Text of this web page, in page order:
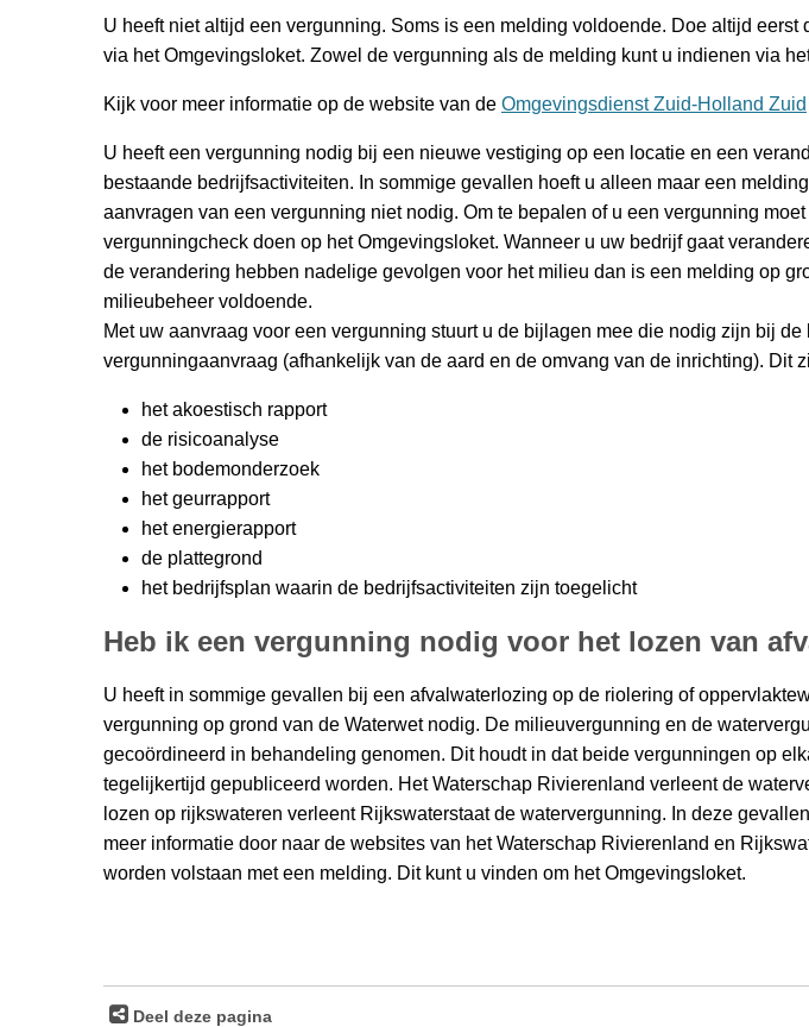
U heeft niet altijd een vergunning. Soms is een melding voldoende. Doe altijd eerst
via het Omgevingsloket. Zowel de vergunning als de melding kunt u indienen via
Kijk voor meer informatie op de website van de Omgevingsdienst Zuid-Holland Zuid
U heeft een vergunning nodig bij een nieuwe vestiging op een locatie en een
bestaande bedrijfsactiviteiten. In sommige gevallen hoeft u alleen maar een
aanvragen van een vergunning niet nodig. Om te bepalen of u een vergunning
vergunningcheck doen op het Omgevingsloket. Wanneer u uw bedrijf gaat
de verandering hebben nadelige gevolgen voor het milieu dan is een melding op
milieubeheer voldoende.
Met uw aanvraag voor een vergunning stuurt u de bijlagen mee die nodig zijn bij
vergunningaanvraag (afhankelijk van de aard en de omvang van de inrichting). Dit
het akoestisch rapport
de risicoanalyse
het bodemonderzoek
het geurrapport
het energierapport
de plattegrond
het bedrijfsplan waarin de bedrijfsactiviteiten zijn toegelicht
Heb ik een vergunning nodig voor het lozen van
U heeft in sommige gevallen bij een afvalwaterlozing op de riolering of
vergunning op grond van de Waterwet nodig. De milieuvergunning en de
gecoördineerd in behandeling genomen. Dit houdt in dat beide vergunningen op
tegelijkertijd gepubliceerd worden. Het Waterschap Rivierenland verleent de
lozen op rijkswateren verleent Rijkswaterstaat de watervergunning. In deze
meer informatie door naar de websites van het Waterschap Rivierenland en
worden volstaan met een melding. Dit kunt u vinden om het Omgevingsloket.
Deel deze pagina